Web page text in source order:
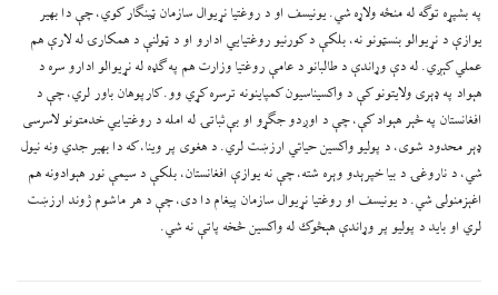
په بشپړه توګه له منځه ولاړه شي. یونیسف او د روغتیا نړیوال سازمان ټینګار کوي، چې دا بهیر
یوازې د نړیوالو بنسټونو نه، بلکې د کورنیو روغتیايي ادارو او د ټولنې د همکارۍ له لارې هم
عملي کېږي. له دې وړاندې د طالبانو د عامې روغتیا وزارت هم په ګډه له نړیوالو ادارو سره د
هېواد په ډېری ولایتونو کې د واکسیناسیون کمپاینونه ترسره کړي وو. کارپوهان باور لري، چې د
افغانستان په څېر هېواد کې، چې د اوږدو جګړو او بې‌ثباتۍ له امله د روغتیايي خدمتونو لاسرسی
ډېر محدود شوی، د پولیو واکسین حیاتي ارزښت لري. د هغوی پر وینا، که دا بهیر جدي ونه نیول
شي، د ناروغۍ د بیا خپرېدو وېره شته، چې نه یوازې افغانستان، بلکې د سیمې نور هېوادونه هم
اغېزمنولی شي. د یونیسف او روغتیا نړیوال سازمان پیغام دا دی، چې د هر ماشوم ژوند ارزښت
لري او باید د پولیو پر وړاندې هېڅوک له واکسین څخه پاتې نه شي.